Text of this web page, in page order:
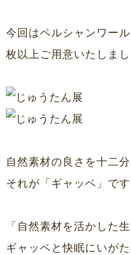
今回はペルシャンワー
枚以上ご用意いたしまし
自然素材の良さを十二
それが 「ギャッベ」 です
「自然素材を活かした
ギャッベと快眠にいが